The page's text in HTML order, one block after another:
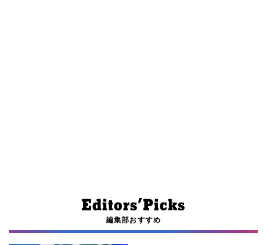
編集部おすすめ